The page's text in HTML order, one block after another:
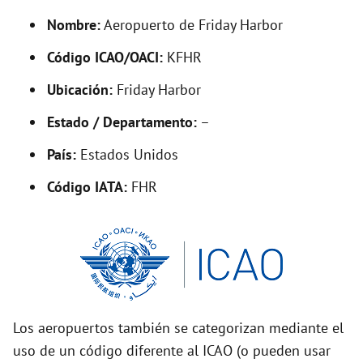
V
i
o
Nombre:Aeropuerto de Friday Harbor
Código ICAO/OACI: KFHR
Ubicación: Friday Harbor
Estado / Departamento: –
País: Estados Unidos
Código IATA: FHR
Los aeropuertos también se categorizan mediante el
uso de un código diferente al ICAO (o pueden usar